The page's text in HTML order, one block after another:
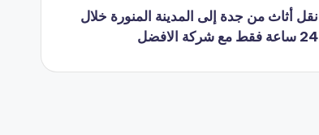
نقل أثاث من جدة إلى المدينة المنورة خلال
24 ساعة فقط مع شركة الافضل